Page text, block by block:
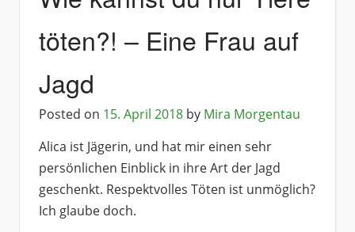
töten?! – Eine Frau auf
Jagd
Posted on 15. April 2018 by Mira Morgentau
Alica ist Jägerin, und hat mir einen sehr
persönlichen Einblick in ihre Art der Jagd
geschenkt. Respektvolles Töten ist unmöglich?
Ich glaube doch.